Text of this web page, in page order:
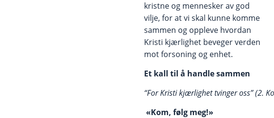
kristne og mennesker av god
vilje, for at vi skal kunne komme
sammen og oppleve hvordan
Kristi kjærlighet beveger verden
mot forsoning og enhet.
Et kall til å handle sammen
“For Kristi kjærlighet tvinger oss” (2.
«Kom, følg meg!»